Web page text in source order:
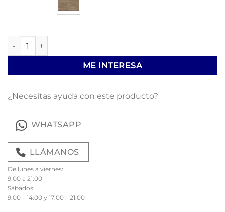
Estante rectangular cantidad
ME INTERESA
¿Necesitas ayuda con este producto?
WHATSAPP
LLÁMANOS
De lunes a viernes:
9:00 a 21:00
Sábados:
9:00 – 14:00 y 17:00 – 21:00